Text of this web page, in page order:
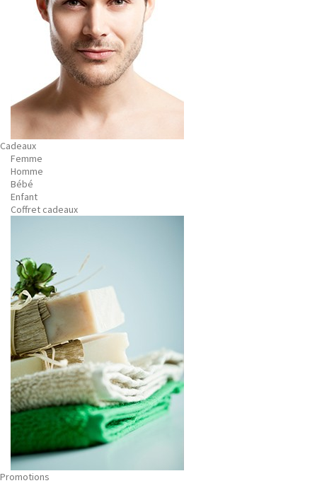
Cadeaux
Femme
Homme
Bébé
Enfant
Coffret cadeaux
Promotions